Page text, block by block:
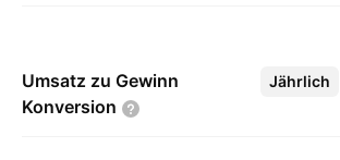
Umsatz zu Gewinn
Konversion
Jährlich
Mehr